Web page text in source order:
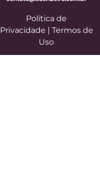
Política de
Privacidade | Termos de
Uso